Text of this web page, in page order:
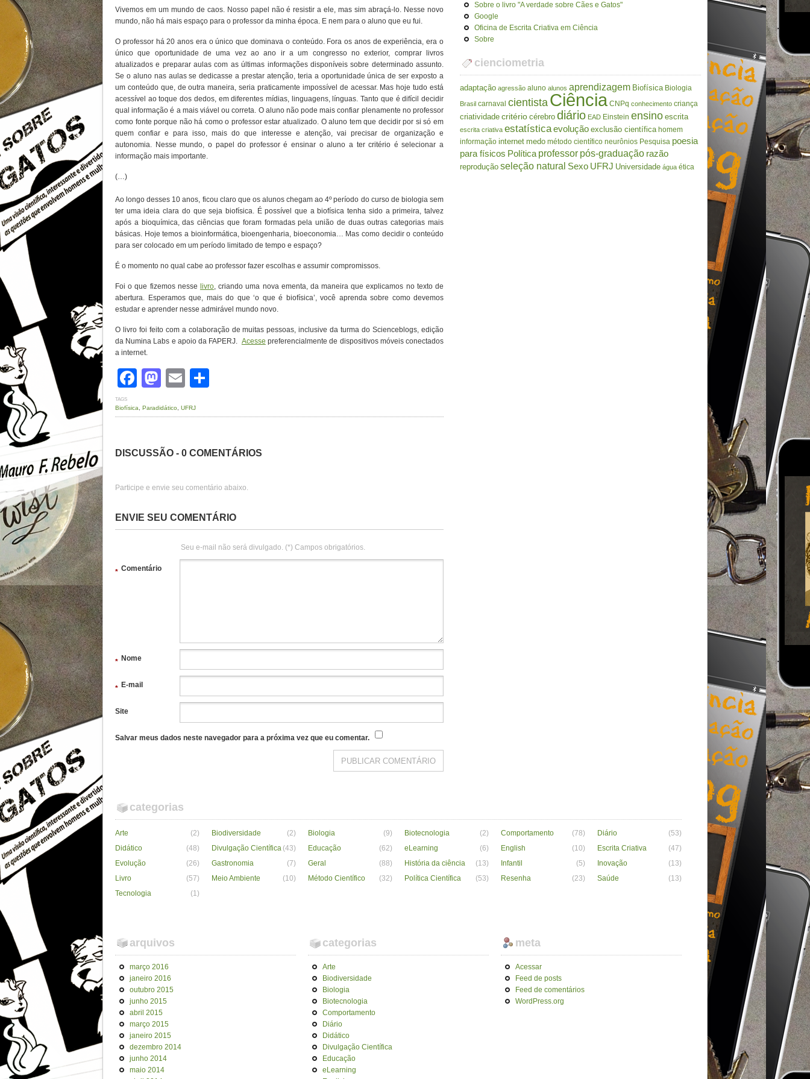
Vivemos em um mundo de caos. Nosso papel não é resistir a ele, mas sim abraçá-lo. Nesse novo
mundo, não há mais espaço para o professor da minha época. E nem para o aluno que eu fui.
O professor há 20 anos era o único que dominava o conteúdo. Fora os anos de experiência, era o
único que oportunidade de uma vez ao ano ir a um congresso no exterior, comprar livros
atualizados e preparar aulas com as últimas informações disponíveis sobre determinado assunto.
Se o aluno nas aulas se dedicasse a prestar atenção, teria a oportunidade única de ser exposto a
um conteúdo que, de outra maneira, seria praticamente impossível de acessar. Mas hoje tudo está
acessível ao toque dos dedos, em diferentes mídias, linguagens, línguas. Tanto que é difícil decidir
qual informação é a mais viável ou correta. O aluno não pode mais confiar plenamente no professor
como fonte porque não há como o professor estar atualizado. O aluno tem que decidir por si só em
quem confiar e para isso, mais do que interesse e atenção, vai precisar de organização e
autonomia. Nesse mundo, o papel do professor é ensinar o aluno a ter critério é selecionar a
informação mais importante.
(…)
Ao longo desses 10 anos, ficou claro que os alunos chegam ao 4º período do curso de biologia sem
ter uma ideia clara do que seja biofísica. É possível que a biofísica tenha sido a primeira, talvez
após a bioquímica, das ciências que foram formadas pela união de duas outras categorias mais
básicas. Hoje temos a bioinformática, bioengenharia, bioeconomia… Mas como decidir o conteúdo
para ser colocado em um período limitado de tempo e espaço?
É o momento no qual cabe ao professor fazer escolhas e assumir compromissos.
Foi o que fizemos nesse livro, criando uma nova ementa, da maneira que explicamos no texto de
abertura. Esperamos que, mais do que ‘o que é biofísica’, você aprenda sobre como devemos
estudar e aprender nesse admirável mundo novo.
O livro foi feito com a colaboração de muitas pessoas, inclusive da turma do Scienceblogs, edição
da Numina Labs e apoio da FAPERJ. Acesse preferencialmente de dispositivos móveis conectados
a internet.
Facebook
Mastodon
Email
TAGS
Biofísica Paradidático UFRJ
DISCUSSÃO - 0 COMENTÁRIOS
Participe e envie seu comentário abaixo.
ENVIE SEU COMENTÁRIO
Seu e-mail não será divulgado. (*) Campos obrigatórios.
Comentário
*
Nome
*
E-mail
*
Site
Salvar meus dados neste navegador para a próxima vez que eu comentar.
Sobre o livro "A verdade sobre Cães e Gatos"
Google
Oficina de Escrita Criativa em Ciência
Sobre
cienciometria
adaptação agressão aluno alunos aprendizagem Biofísica Biologia
Brasil carnaval cientista Ciência CNPq conhecimento criança
criatividade critério cérebro diário EAD Einstein ensino escrita
escrita criativa estatísticaevolução exclusão científica homem
informação internet medo método científico neurônios Pesquisa poesia
para físicos Política professor pós-graduação razão
reprodução seleção natural Sexo UFRJ Universidade água ética
categorias
Arte (2) Biodiversidade (2) Biologia (9) Biotecnologia (2) Comportamento (78) Diário
(53)
Didático
(48) Divulgação Científica (43) Educação (62) eLearning (6) English (10) Escrita Criativa
(47)
Evolução
(26) Gastronomia (7) Geral (88) História da ciência (13) Infantil (5) Inovação
(13)
Livro
(57) Meio Ambiente (10) Método Científico (32) Política Científica (53) Resenha (23) Saúde
(13)
Tecnologia
(1)
arquivos
março 2016
janeiro 2016
outubro 2015
junho 2015
abril 2015
março 2015
janeiro 2015
dezembro 2014
junho 2014
maio 2014
categorias
Arte
Biodiversidade
Biologia
Biotecnologia
Comportamento
Diário
Didático
Divulgação Científica
Educação
eLearning
meta
Acessar
Feed de posts
Feed de comentários
WordPress.org